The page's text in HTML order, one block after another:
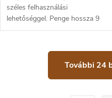
széles felhasználási
lehetőséggel. Penge hossza 9
cm rozsdamentes acélból
acél markolat elegáns mintával
További 24